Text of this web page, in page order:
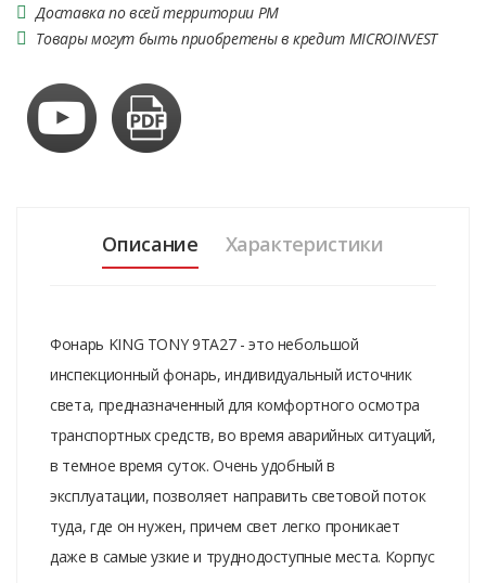
Доставка по всей территории РМ
Товары могут быть приобретены в кредит MICROINVEST
Описание Характеристики
Фонарь KING TONY 9TA27 - это небольшой
инспекционный фонарь, индивидуальный источник
света, предназначенный для комфортного осмотра
транспортных средств, во время аварийных ситуаций,
в темное время суток. Очень удобный в
эксплуатации, позволяет направить световой поток
туда, где он нужен, причем свет легко проникает
даже в самые узкие и труднодоступные места. Корпус